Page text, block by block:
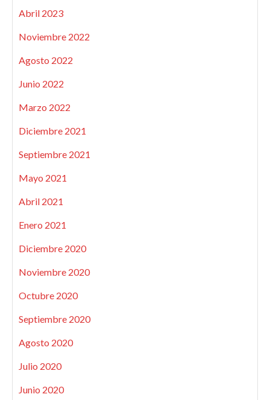
Abril 2023
Noviembre 2022
Agosto 2022
Junio 2022
Marzo 2022
Diciembre 2021
Septiembre 2021
Mayo 2021
Abril 2021
Enero 2021
Diciembre 2020
Noviembre 2020
Octubre 2020
Septiembre 2020
Agosto 2020
Julio 2020
Junio 2020